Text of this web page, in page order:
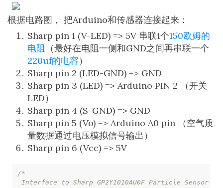
根据电路图， 把Arduino和传感器连接起来：
Sharp pin 1 (V-LED) => 5V 串联1个150欧姆的
电阻
（最好在电阻一侧和GND之间再串联一个
220uf的电容）
Sharp pin 2 (LED-GND) => GND
Sharp pin 3 (LED) => Arduino PIN 2 （开关
LED）
Sharp pin 4 (S-GND) => GND
Sharp pin 5 (Vo) => Arduino A0 pin （空气质
量数据通过电压模拟信号输出）
Sharp pin 6 (Vcc) => 5V
Interface to Sharp GP2Y1010AU0F Particle Sensor